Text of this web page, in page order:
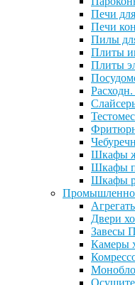
Печи
Печи
Пилы
Плиты
Плиты
Шкафы
Шкафы
Шкафы
Двери
Завесы
Камеры